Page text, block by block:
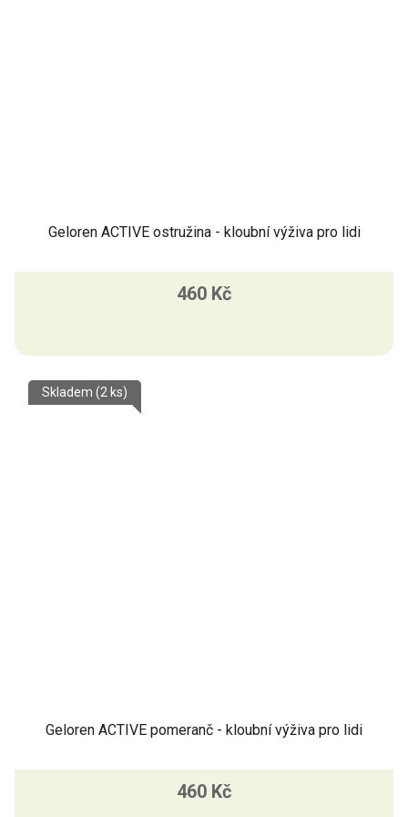
Geloren ACTIVE ostružina - kloubní výživa pro lidi
460 Kč
Geloren ACTIVE pomeranč - kloubní výživa pro lidi
Skladem (2 ks)
460 Kč